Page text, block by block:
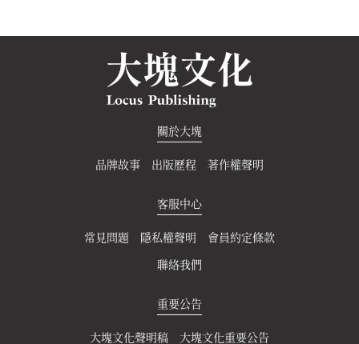
關於大塊
品牌故事 出版歷程 著作權聲明
客服中心
常見問題 隱私權聲明
會員約定條款
聯絡我們
重要公告
大塊文化聲明稿 大塊文化重要公告